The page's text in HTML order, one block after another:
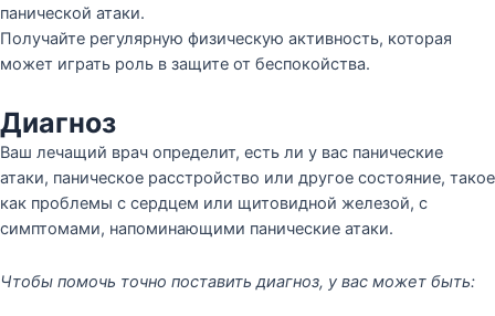
панической атаки.
Получайте регулярную физическую активность, которая
может играть роль в защите от беспокойства.
Диагноз
Ваш лечащий врач определит, есть ли у вас панические
атаки, паническое расстройство или другое состояние, такое
как проблемы с сердцем или щитовидной железой, с
симптомами, напоминающими панические атаки.
Чтобы помочь точно поставить диагноз, у вас может быть: